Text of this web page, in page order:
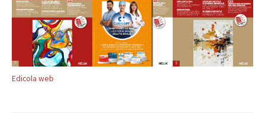
Edicola web